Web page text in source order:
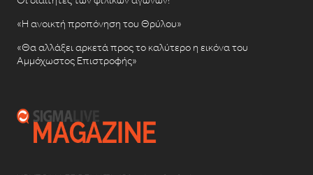
«Η ανοικτή προπόνηση του Θρύλου»
«Θα αλλάξει αρκετά προς το καλύτερο η εικόνα του
Αμμόχωστος Επιστροφής»